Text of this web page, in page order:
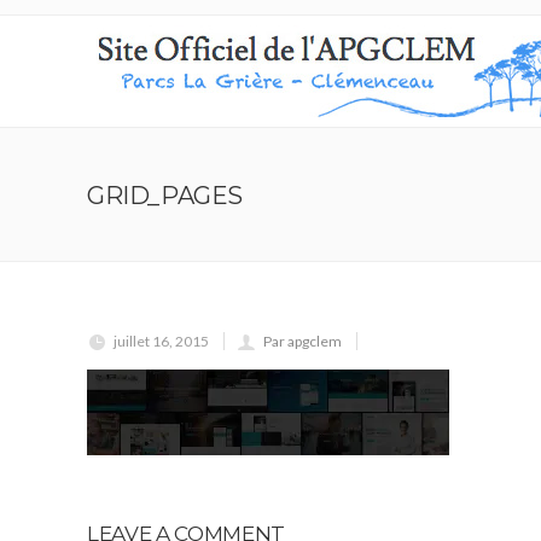
GRID_PAGES
juillet 16, 2015 Par apgclem
LEAVE A COMMENT